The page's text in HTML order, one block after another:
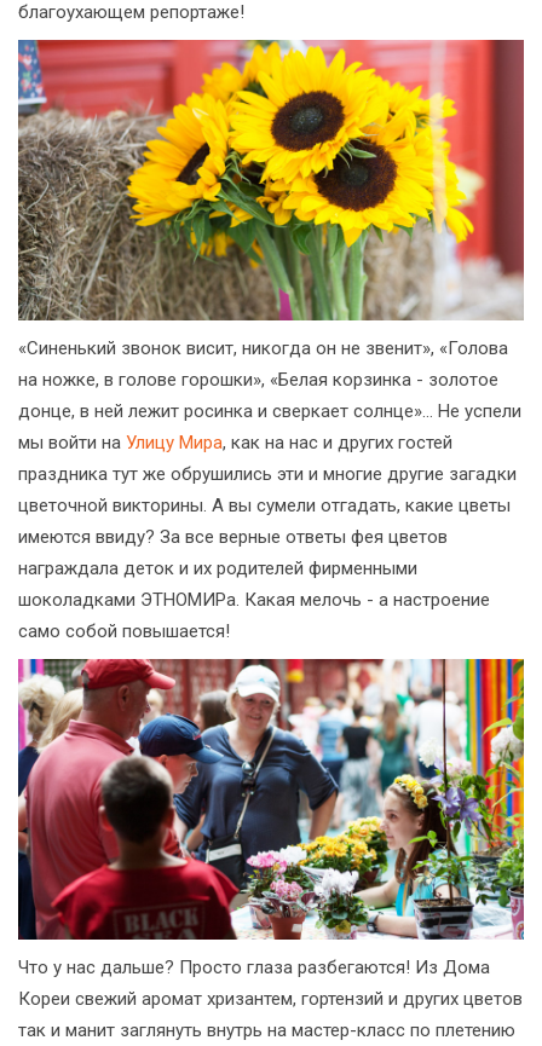
благоухающем репортаже!
«Синенький звонок висит, никогда он не звенит», «Голова
на ножке, в голове горошки», «Белая корзинка - золотое
донце, в ней лежит росинка и сверкает солнце»… Не успели
мы войти на Улицу Мира, как на нас и других гостей
праздника тут же обрушились эти и многие другие загадки
цветочной викторины. А вы сумели отгадать, какие цветы
имеются ввиду? За все верные ответы фея цветов
награждала деток и их родителей фирменными
шоколадками ЭТНОМИРа. Какая мелочь - а настроение
само собой повышается!
Что у нас дальше? Просто глаза разбегаются! Из Дома
Кореи свежий аромат хризантем, гортензий и других цветов
так и манит заглянуть внутрь на мастер-класс по плетению